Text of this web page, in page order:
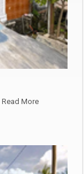
Read More